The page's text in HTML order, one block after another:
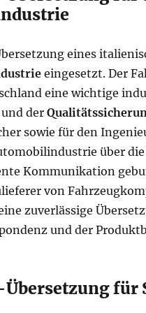
eines
eingesetzt. Der
eine wichtige
der
sowie für den
über
Kommunikation
von
zuverlässige
und der
für